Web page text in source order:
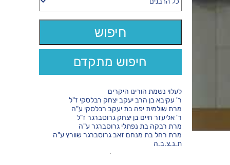
חיפוש מתקדם
לעלוי נשמת הורינו היקרים
ר' עקיבא בן הרב יעקב יצחק רבלסקי ז"ל
מרת שולמית יפה בת יעקב רבלסקי ע"ה
ר' אליעזר חיים בן יצחק גרוסברגר ז"ל
מרת רבקה בת נפתלי גרוסברגר ע"ה
מרת רחל בת מנחם זאב גרוסברגר שוורץ ע"ה
ת.נ.צ.ב.ה